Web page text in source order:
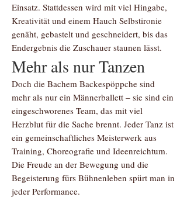
Einsatz. Stattdessen wird mit viel Hingabe,
Kreativität und einem Hauch Selbstironie
genäht, gebastelt und geschneidert, bis das
Endergebnis die Zuschauer staunen lässt.
Mehr als nur Tanzen
Doch die Bachem Backespöppche sind
mehr als nur ein Männerballett – sie sind ein
eingeschworenes Team, das mit viel
Herzblut für die Sache brennt. Jeder Tanz ist
ein gemeinschaftliches Meisterwerk aus
Training, Choreografie und Ideenreichtum.
Die Freude an der Bewegung und die
Begeisterung fürs Bühnenleben spürt man in
jeder Performance.